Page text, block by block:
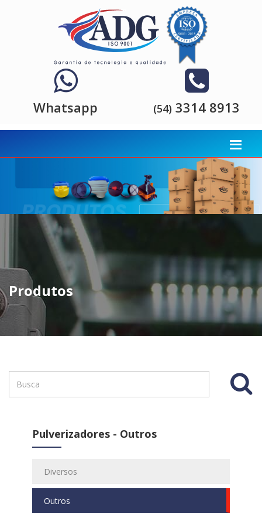
Whatsapp (54) 3314 8913
Produtos
Pulverizadores - Outros
Diversos
Outros